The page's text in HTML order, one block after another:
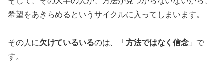
希望をあきらめるというサイクルに入ってしまいます。
その人に欠けているいるのは、「 方法ではなく信念 」で
す。